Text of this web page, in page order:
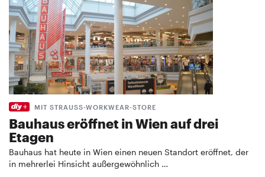
MIT STRAUSS-WORKWEAR-STORE
Bauhaus eröffnet in Wien auf drei
Etagen
Bauhaus hat heute in Wien einen neuen Standort eröffnet, der
in mehrerlei Hinsicht außergewöhnlich …